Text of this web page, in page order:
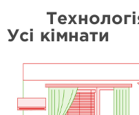
Усі кімнати